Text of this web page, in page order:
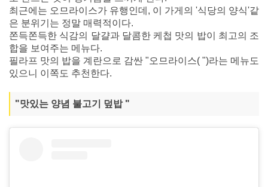
최근에는 오므라이스가 유행인데, 이 가게의 '식당의 양식'같
은 분위기는 정말 매력적이다.
쫀득쫀득한 식감의 달걀과 달콤한 케첩 맛의 밥이 최고의 조
합을 보여주는 메뉴다.
필라프 맛의 밥을 계란으로 감싼 "오므라이스( ")라는 메뉴도
있으니 이쪽도 추천한다.
"맛있는 양념 불고기 덮밥 "